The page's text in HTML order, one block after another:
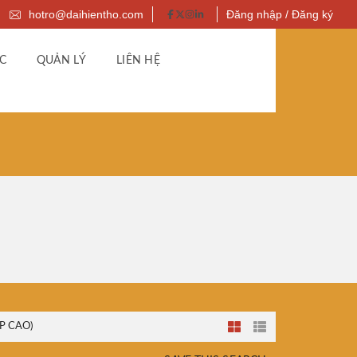
hotro@daihientho.com Đăng nhập / Đăng ký
QUẢN LÝ LIÊN HỆ
CAO)